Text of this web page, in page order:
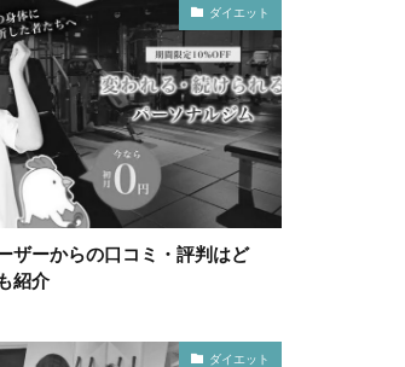
ダイエット
ザーからの口コミ・評判はど
紹介
ダイエット